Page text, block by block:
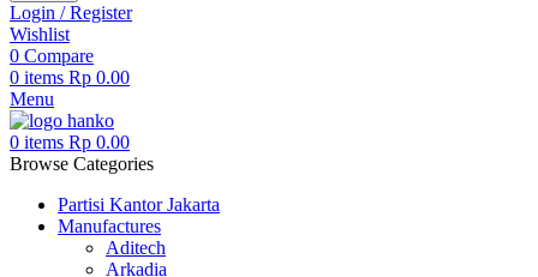
Login / Register
Wishlist
0 Compare
0 items Rp 0.00
Menu
0 items Rp 0.00
Browse Categories
Partisi Kantor Jakarta
Manufactures
Aditech
Arkadia